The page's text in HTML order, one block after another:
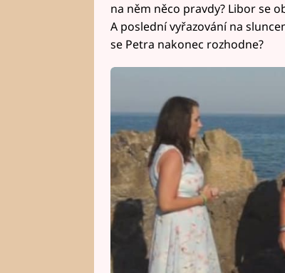
na něm něco pravdy? Libor se
A poslední vyřazování na
se Petra nakonec rozhodne?